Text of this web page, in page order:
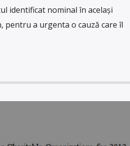
identificat nominal în același
pentru a urgenta o cauză care îl